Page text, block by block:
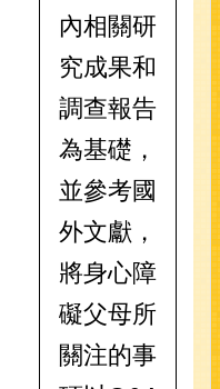
內相關研
究成果和
調查報告
為基礎，
並參考國
外文獻，
將身心障
礙父母所
關注的事